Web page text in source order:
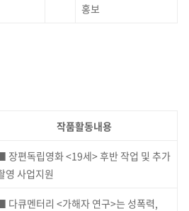
홍보
작품활동내용
장편독립영화 <19세> 후반 작업 및 추가
영 사업지원
다큐멘터리 <가해자 연구>는 성폭력,